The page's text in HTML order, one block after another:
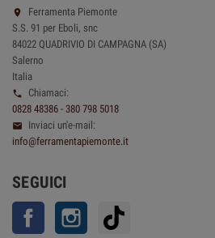

Ferramenta Piemonte
S.S. 91 per Eboli, snc
84022 QUADRIVIO DI CAMPAGNA (SA)
Salerno
Italia

Chiamaci:
0828 48386 - 380 798 5018

Inviaci un'e-mail:
info@ferramentapiemonte.it
SEGUICI
Facebook Instagram